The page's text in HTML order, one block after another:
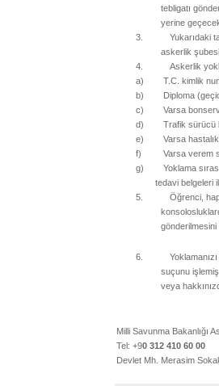
tebligatı
yerine
3.
Yukarıdaki
askerlik
4.
Askerlik
a)
T.C. kimlik
b)
Diploma
c)
Varsa
d)
Trafik sürücü
e)
Varsa
f)
Varsa verem
g)
Yoklama
tedavi belgeleri
5.
Öğrenci,
gönderilmesini
6.
suçunu
veya
Milli Savunma Bakanlığı
Tel: +90 312 410 60 00
Devlet Mh. Merasim